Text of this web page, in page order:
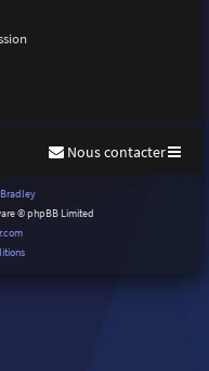
Nous contacter
© phpBB Limited